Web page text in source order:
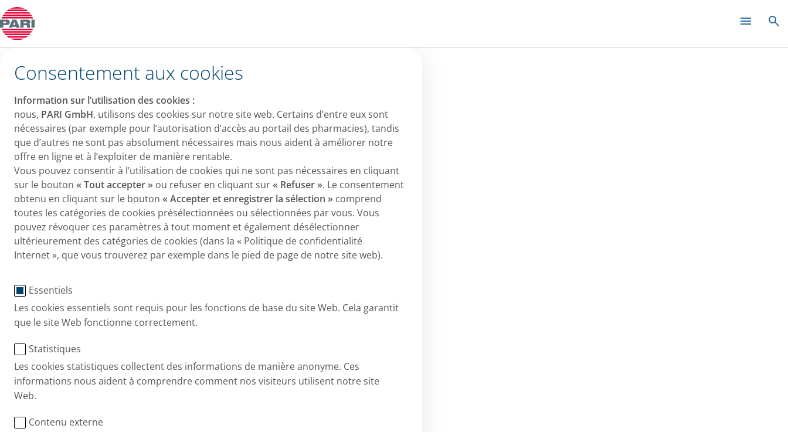
Cookie Consent
Consentement aux cookies
Information sur l’utilisation des cookies :
nous, PARI GmbH, utilisons des cookies sur notre site web. Certains d’entre eux sont
nécessaires (par exemple pour l’autorisation d’accès au portail des pharmacies), tandis
que d’autres ne sont pas absolument nécessaires mais nous aident à améliorer notre
offre en ligne et à l’exploiter de manière rentable.
Vous pouvez consentir à l’utilisation de cookies qui ne sont pas nécessaires en cliquant
sur le bouton « Tout accepter » ou refuser en cliquant sur« Refuser ». Le consentement
obtenu en cliquant sur le bouton « Accepter et enregistrer la sélection » comprend
toutes les catégories de cookies présélectionnées ou sélectionnées par vous. Vous
pouvez révoquer ces paramètres à tout moment et également désélectionner
ultérieurement des catégories de cookies (dans la « Politique de confidentialité
Internet », que vous trouverez par exemple dans le pied de page de notre site web).
Essentiels
Les cookies essentiels sont requis pour les fonctions de base du site Web. Cela garantit
que le site Web fonctionne correctement.
Statistiques
Les cookies statistiques collectent des informations de manière anonyme. Ces
informations nous aident à comprendre comment nos visiteurs utilisent notre site
Web.
Contenu externe